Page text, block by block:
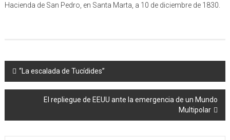
Hacienda de San Pedro, en Santa Marta, a 10 de diciembre de 1830.
Navegación
de
entradas
“La escalada de Tucídides”
El repliegue de EEUU ante la emergencia de un Mundo
Multipolar